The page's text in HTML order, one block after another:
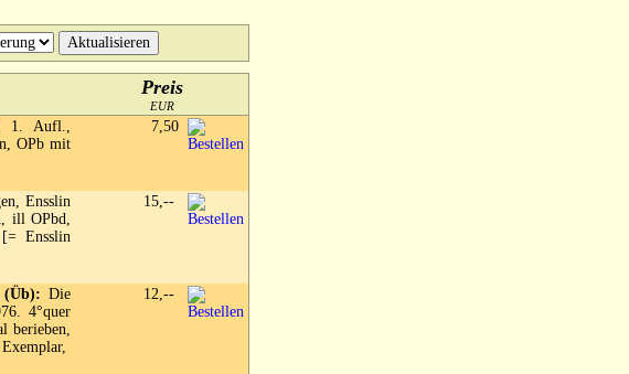
Preis
EUR
1. Aufl.,
OPb mit
7,50
Ensslin
ill OPbd,
[= Ensslin
15,--
Die
4°quer
berieben,
12,--